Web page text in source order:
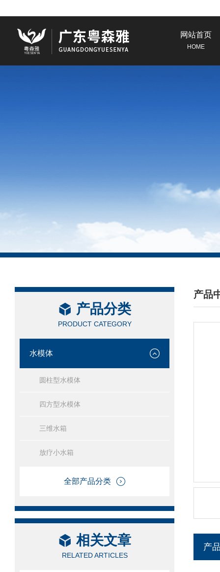
网站首页
HOME
产品分类
PRODUCT CATEGORY
水模体
圆柱型水模体
四方型水模体
三维水箱
放疗小水箱
全部产品分类
相关文章
RELATED ARTICLES
产品
/
产